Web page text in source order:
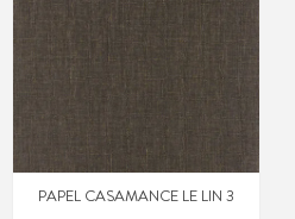
PAPEL CASAMANCE LE LIN 3